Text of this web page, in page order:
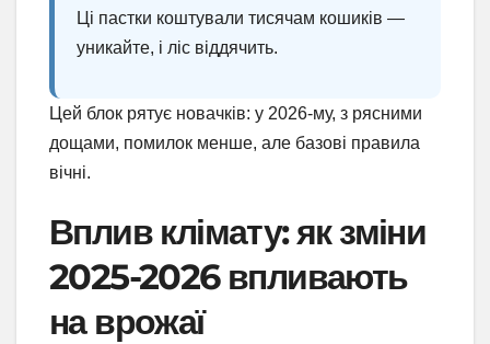
Ці пастки коштували тисячам кошиків —
уникайте, і ліс віддячить.
Цей блок рятує новачків: у 2026-му, з рясними
дощами, помилок менше, але базові правила
вічні.
Вплив клімату: як зміни
2025-2026 впливають
на врожаї